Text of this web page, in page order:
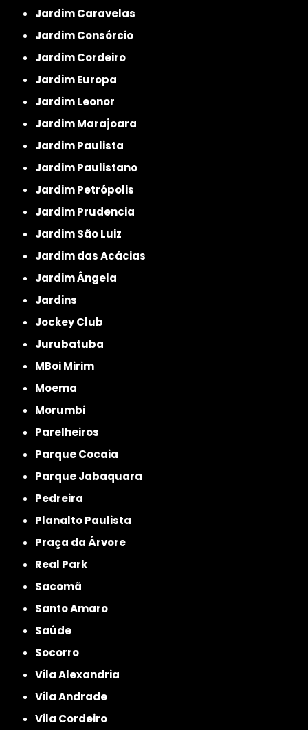
Jardim Caravelas
Jardim Consórcio
Jardim Cordeiro
Jardim Europa
Jardim Leonor
Jardim Marajoara
Jardim Paulista
Jardim Paulistano
Jardim Petrópolis
Jardim Prudencia
Jardim São Luiz
Jardim das Acácias
Jardim Ângela
Jardins
Jockey Club
Jurubatuba
MBoi Mirim
Moema
Morumbi
Parelheiros
Parque Cocaia
Parque Jabaquara
Pedreira
Planalto Paulista
Praça da Árvore
Real Park
Sacomã
Santo Amaro
Saúde
Socorro
Vila Alexandria
Vila Andrade
Vila Cordeiro